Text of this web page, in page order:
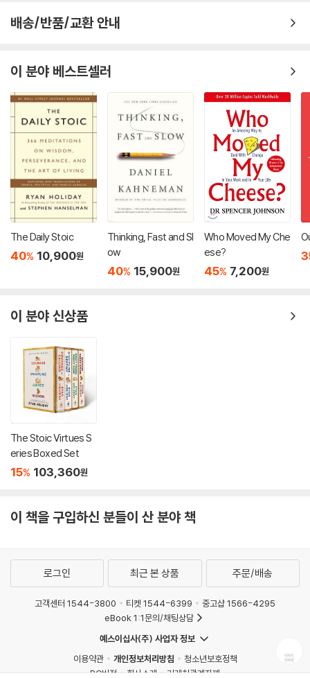
배송/반품/교환 안내
이 분야 베스트셀러
The Daily Stoic
40% 10,900원
Thinking, Fast and Sl
ow
40% 15,900원
Who Moved My Che
ese?
45% 7,200원
이 분야 신상품
The Stoic Virtues S
eries Boxed Set
15% 103,360원
이 책을 구입하신 분들이 산 분야 책
로그인 최근 본 상품 주문/배송
고객센터 1544-3800 티켓 1544-6399
중고샵 1566-4295
eBook 1:1문의/채팅상담
예스이십사(주) 사업자 정보
이용약관
개인정보처리방침
청소년보호정책
PC버전
회사소개 거래처관계자께